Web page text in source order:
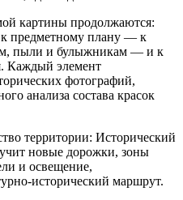
картины продолжаются:
к предметному плану — к
пыли и булыжникам — и к
Каждый элемент
фотографий,
анализа состава красок
территории: Исторический
новые дорожки, зоны
и освещение,
исторический маршрут.